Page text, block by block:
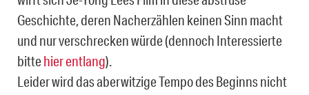
Geschichte, deren Nacherzählen keinen Sinn macht
und nur verschrecken würde (dennoch Interessierte
bittehier entlang).
Leider wird das aberwitzige Tempo des Beginns nicht